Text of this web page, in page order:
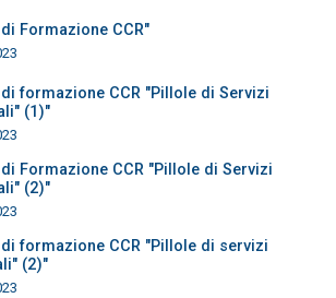
Formazione CCR"
formazione CCR "Pillole di Servizi
(1)"
Formazione CCR "Pillole di Servizi
(2)"
formazione CCR "Pillole di servizi
(2)"